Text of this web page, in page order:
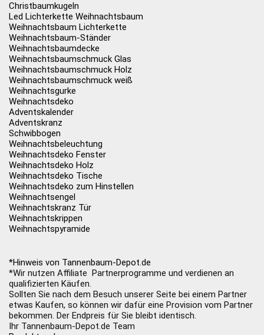
Christbaumkugeln
Led Lichterkette Weihnachtsbaum
Weihnachtsbaum Lichterkette
Weihnachtsbaum-Ständer
Weihnachtsbaumdecke
Weihnachtsbaumschmuck Glas
Weihnachtsbaumschmuck Holz
Weihnachtsbaumschmuck weiß
Weihnachtsgurke
Weihnachtsdeko
Adventskalender
Adventskranz
Schwibbogen
Weihnachtsbeleuchtung
Weihnachtsdeko Fenster
Weihnachtsdeko Holz
Weihnachtsdeko Tische
Weihnachtsdeko zum Hinstellen
Weihnachtsengel
Weihnachtskranz Tür
Weihnachtskrippen
Weihnachtspyramide
*Hinweis von Tannenbaum-Depot.de
*Wir nutzen Affiliate Partnerprogramme und verdienen an
qualifizierten Käufen.
Sollten Sie nach dem Besuch unserer Seite bei einem Partner
etwas Kaufen, so können wir dafür eine Provision vom Partner
bekommen. Der Endpreis für Sie bleibt identisch.
Ihr Tannenbaum-Depot.de Team